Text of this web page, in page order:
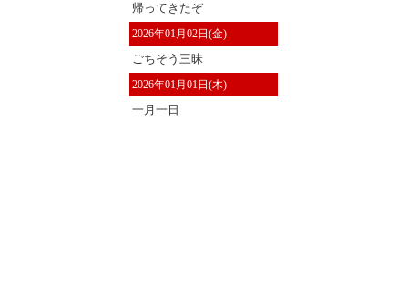
帰ってきたぞ
2026年01月02日(金)
ごちそう三昧
2026年01月01日(木)
一月一日